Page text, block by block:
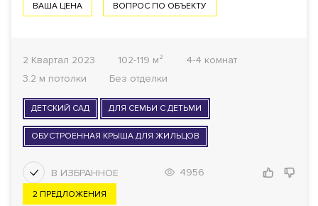
ВАША ЦЕНА ВОПРОС ПО ОБЪЕКТУ
2 Квартал 2023 102-119 м²
4-4 комнат
3.2 м потолки
Без отделки
ДЕТСКИЙ САД ДЛЯ СЕМЬИ С ДЕТЬМИ
ОБУСТРОЕННАЯ КРЫША ДЛЯ ЖИЛЬЦОВ
4956
2 ПРЕДЛОЖЕНИЯ